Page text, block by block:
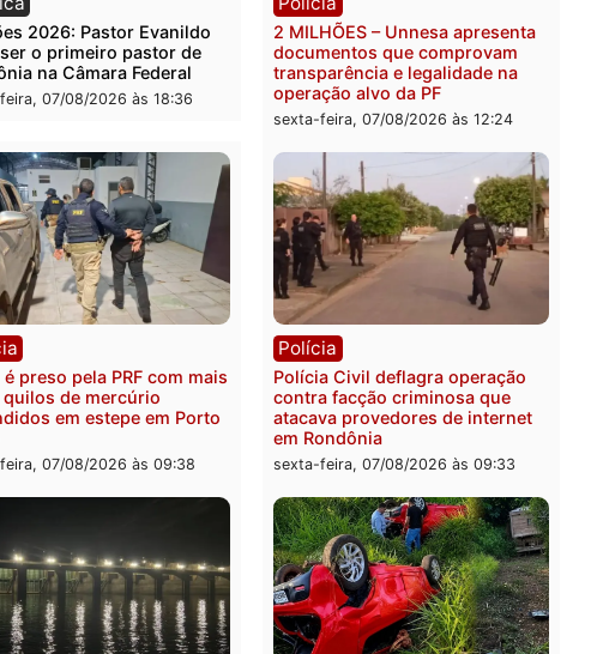
Política
Eleições 2026: Pastor Evanildo
pode ser o primeiro pastor de
Rondônia na Câmara Federal
sexta-feira, 07/08/2026 às 18:36
Polícia
2 MILHÕES – Unnesa
documentos que
transparência e legalidade
sexta-feira, 07/08/2026 às
Polícia Polícia